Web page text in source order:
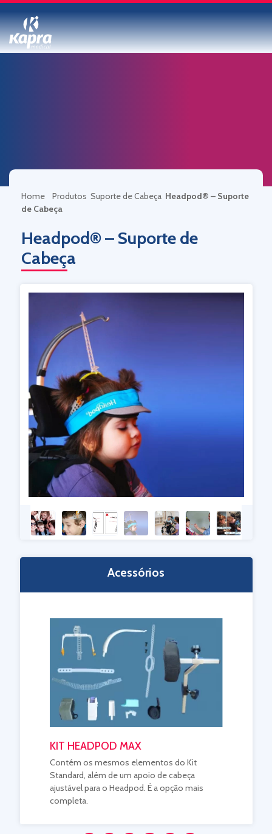
Home Produtos Suporte de Cabeça Headpod® – Suporte
de Cabeça
Headpod® – Suporte de
Cabeça
Acessórios
KIT HEADPOD MAX
Contém os mesmos elementos do Kit
Standard, além de um apoio de cabeça
ajustável para o Headpod. É a opção mais
completa.